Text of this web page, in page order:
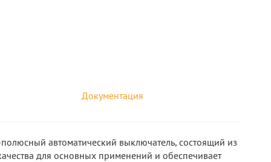
Документация
автоматический выключатель, состоящий из
для основных применений и обеспечивает